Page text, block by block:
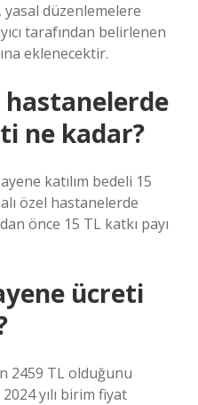
yasal düzenlemelere
tarafından belirlenen
eklenecektir.
hastanelerde
ne kadar?
katılım bedeli 15
özel hastanelerde
önce 15 TL katkı payı
ücreti
2459 TL olduğunu
yılı birim fiyat